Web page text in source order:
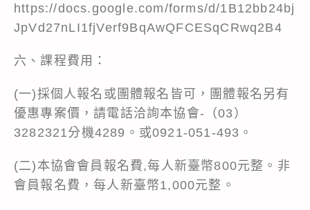
https://docs.google.com/forms/d/1B12bb24bj
JpVd27nLI1fjVerf9BqAwQFCESqCRwq2B4
六、課程費用：
(一)採個人報名或團體報名皆可，團體報名另有
優惠專案價，請電話洽詢本協會-（03）
3282321分機4289。或0921-051-493。
(二)本協會會員報名費,每人新臺幣800元整。非
會員報名費，每人新臺幣1,000元整。